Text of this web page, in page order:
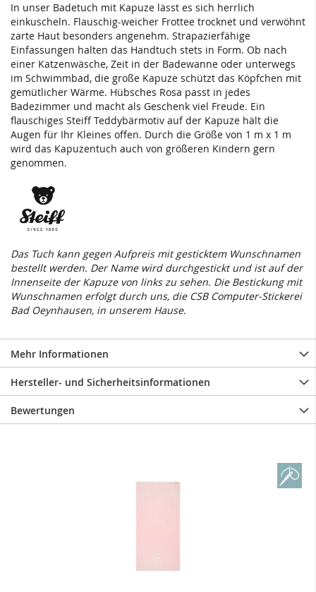
In unser Badetuch mit Kapuze lässt es sich herrlich
einkuscheln. Flauschig-weicher Frottee trocknet und verwöhnt
zarte Haut besonders angenehm. Strapazierfähige
Einfassungen halten das Handtuch stets in Form. Ob nach
einer Katzenwäsche, Zeit in der Badewanne oder unterwegs
im Schwimmbad, die große Kapuze schützt das Köpfchen mit
gemütlicher Wärme. Hübsches Rosa passt in jedes
Badezimmer und macht als Geschenk viel Freude. Ein
flauschiges Steiff Teddybärmotiv auf der Kapuze hält die
Augen für Ihr Kleines offen. Durch die Größe von 1 m x 1 m
wird das Kapuzentuch auch von größeren Kindern gern
genommen.
Das Tuch kann gegen Aufpreis mit gesticktem Wunschnamen
bestellt werden. Der Name wird durchgestickt und ist auf der
Innenseite der Kapuze von links zu sehen. Die Bestickung mit
Wunschnamen erfolgt durch uns, die CSB Computer-Stickerei
Bad Oeynhausen, in unserem Hause.
Mehr Informationen
Hersteller- und Sicherheitsinformationen
Bewertungen